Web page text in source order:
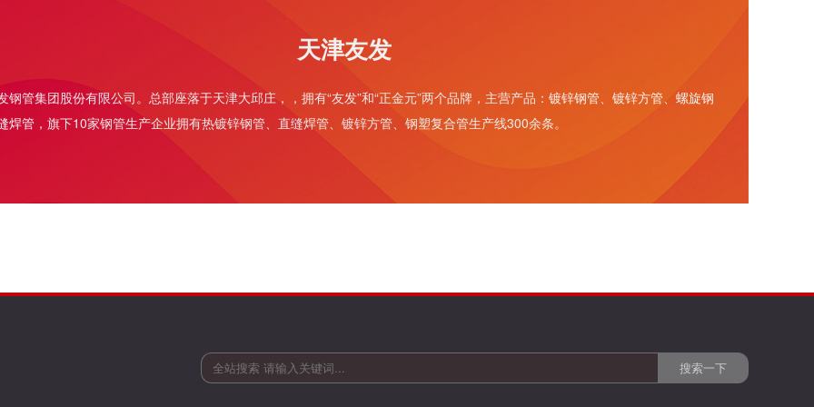
天津友发
钢管集团股份有限公司。总部座落于天津大邱庄，，拥有“友发”和“正金元”两个品牌，主营产品： 镀锌钢管、 镀锌方管、 螺旋钢
焊管 ，旗下10家钢管生产企业拥有热镀锌钢管、直缝焊管、镀锌方管、钢塑复合管生产线300余条。